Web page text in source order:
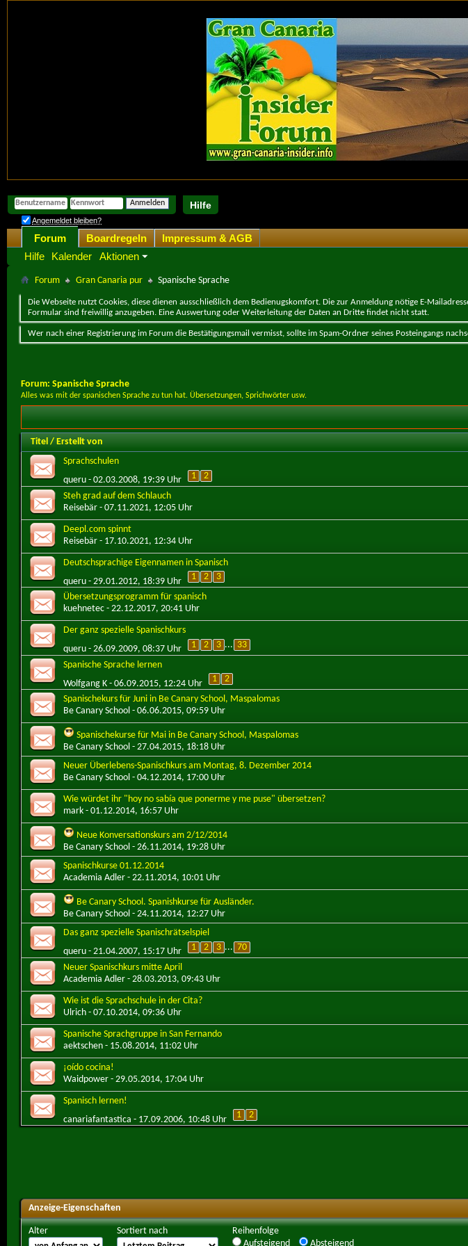
Hilfe
Angemeldet bleiben?
Forum
Hilfe
Kalender Aktionen
Boardregeln
Impressum & AGB
Forum Gran Canaria pur Spanische Sprache
Die Webseite nutzt Cookies, diese dienen ausschließlich dem Bedienugskomfort. Die zur Anmeldung nötige E-
Formular sind freiwillig anzugeben. Eine Auswertung oder Weiterleitung der Daten an Dritte findet nicht statt.
Wer nach einer Registrierung im Forum die Bestätigungsmail vermisst, sollte im Spam-Ordner seines Posteingangs
Forum: Spanische Sprache
Alles was mit der spanischen Sprache zu tun hat. Übersetzungen, Sprichwörter usw.
Titel / Erstellt von
Sprachschulen
queru - 02.03.2008, 19:39 Uhr 1 2
Steh grad auf dem Schlauch
Reisebär - 07.11.2021, 12:05 Uhr
Deepl.com spinnt
Reisebär - 17.10.2021, 12:34 Uhr
Deutschsprachige Eigennamen in Spanisch
queru - 29.01.2012, 18:39 Uhr 1 2 3
Übersetzungsprogramm für spanisch
kuehnetec - 22.12.2017, 20:41 Uhr
Der ganz spezielle Spanischkurs
queru - 26.09.2009, 08:37 Uhr 1 2 3 ... 33
Spanische Sprache lernen
Wolfgang K - 06.09.2015, 12:24 Uhr 1 2
Spanischekurs für Juni in Be Canary School, Maspalomas
Be Canary School - 06.06.2015, 09:59 Uhr
Spanischekurse für Mai in Be Canary School, Maspalomas
Be Canary School - 27.04.2015, 18:18 Uhr
Neuer Überlebens-Spanischkurs am Montag, 8. Dezember 2014
Be Canary School - 04.12.2014, 17:00 Uhr
Wie würdet ihr "hoy no sabía que ponerme y me puse" übersetzen?
mark - 01.12.2014, 16:57 Uhr
Neue Konversationskurs am 2/12/2014
Be Canary School - 26.11.2014, 19:28 Uhr
Spanischkurse 01.12.2014
Academia Adler - 22.11.2014, 10:01 Uhr
Be Canary School. Spanishkurse für Ausländer.
Be Canary School - 24.11.2014, 12:27 Uhr
Das ganz spezielle Spanischrätselspiel
queru - 21.04.2007, 15:17 Uhr 1 2 3 ... 70
Neuer Spanischkurs mitte April
Academia Adler - 28.03.2013, 09:43 Uhr
Wie ist die Sprachschule in der Cita?
Ulrich - 07.10.2014, 09:36 Uhr
Spanische Sprachgruppe in San Fernando
aektschen - 15.08.2014, 11:02 Uhr
¡oído cocina!
Waidpower - 29.05.2014, 17:04 Uhr
Spanisch lernen!
canariafantastica - 17.09.2006, 10:48 Uhr 1 2
Anzeige-Eigenschaften
Alter Sortiert nach
Reihenfolge
Aufsteigend
Absteigend